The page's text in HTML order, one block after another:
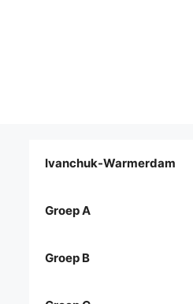
Ivanchuk-Warmerdam
Groep A
Groep B